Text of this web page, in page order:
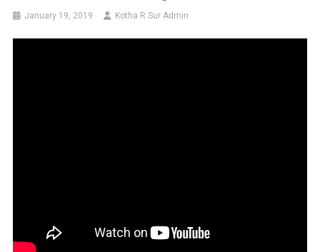
January 19, 2019 Kotha R Sur Admin